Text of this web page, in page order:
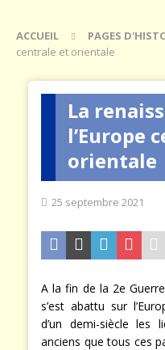
ACCUEIL PAGES
centrale et orientale
La
l’Europe
orientale
25 septembre 2021
A la fin de la 2e
s’est abattu sur
d’un demi-siècle les
anciens que tous ces